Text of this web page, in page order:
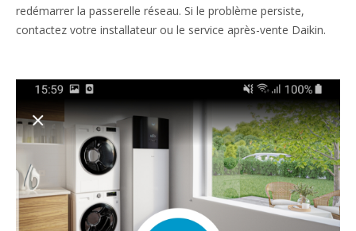
redémarrer la passerelle réseau. Si le problème persiste,
contactez votre installateur ou le service après-vente Daikin.